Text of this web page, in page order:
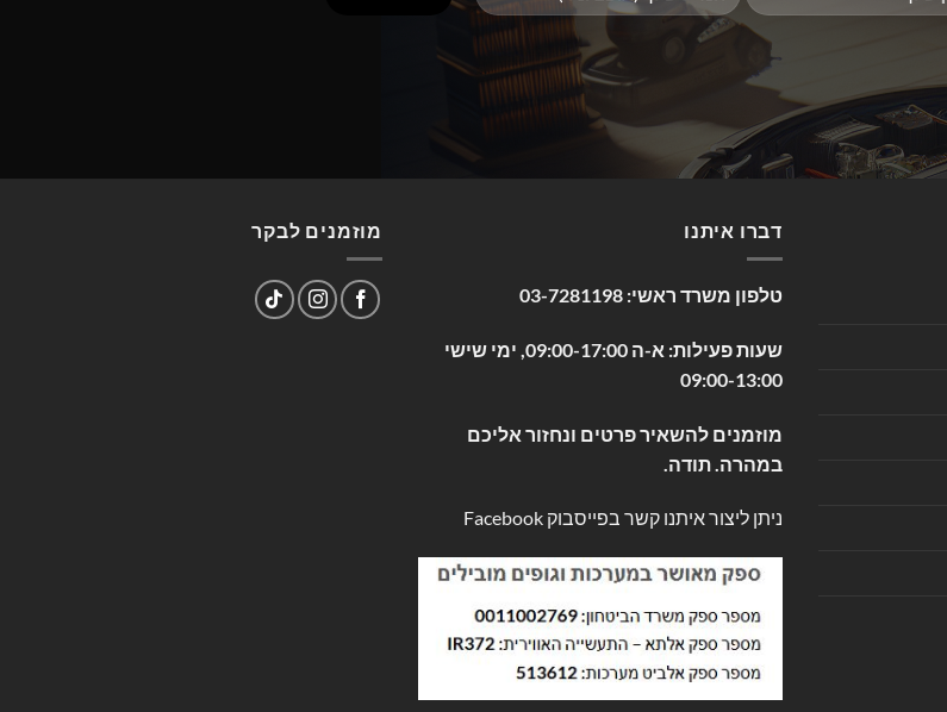
דברו איתנו
טלפון משרד ראשי: 03-7281198
שעות פעילות: א-ה 09:00-17:00, ימי שישי
09:00-13:00
מוזמנים להשאיר פרטים ונחזור אליכם
במהרה. תודה.
ניתן ליצור איתנו קשר בפייסבוק Facebook
מוזמנים לבקר